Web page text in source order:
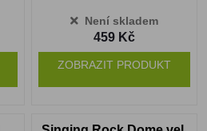
Není skladem
459 Kč
ZOBRAZIT PRODUKT